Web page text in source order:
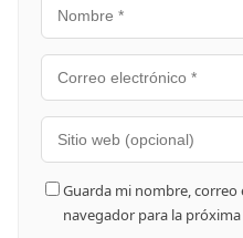
Guarda mi nombre,
navegador para la